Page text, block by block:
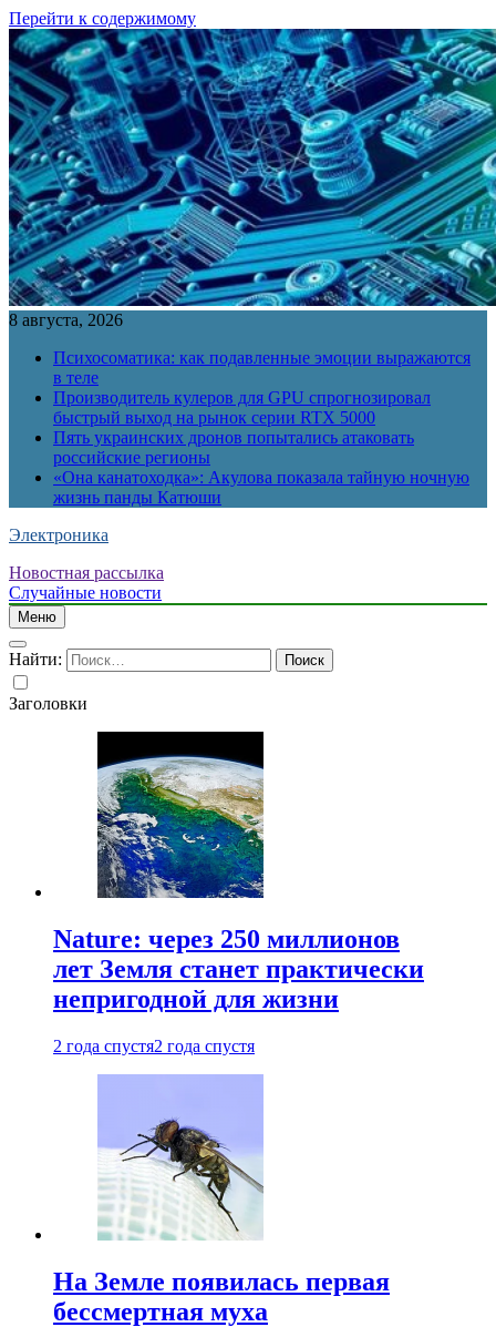
Перейти к содержимому
8 августа, 2026
Психосоматика: как подавленные эмоции выражаются
в теле
Производитель кулеров для GPU спрогнозировал
быстрый выход на рынок серии RTX 5000
Пять украинских дронов попытались атаковать
российские регионы
«Она канатоходка»: Акулова показала тайную ночную
жизнь панды Катюши
Электроника
Новостная рассылка
Случайные новости
Меню
Найти:
Заголовки
Nature: через 250 миллионов
лет Земля станет практически
непригодной для жизни
2 года спустя2 года спустя
На Земле появилась первая
бессмертная муха